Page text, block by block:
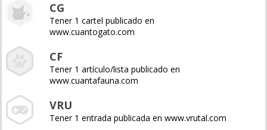
CG
Tener 1 cartel publicado en
www.cuantogato.com
CF
Tener 1 artículo/lista publicado en
www.cuantafauna.com
VRU
Tener 1 entrada publicada en www.vrutal.com